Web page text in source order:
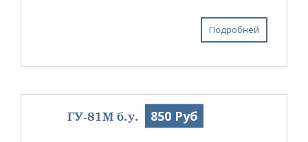
Подробней
ГУ-81М б.у. 850 Руб